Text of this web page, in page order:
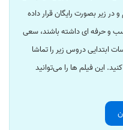
زیر بصورت رایگان قرار داده
و حرفه ای داشته باشند، سعی
ابتدایی دروس زیر را تماشا
این فیلم ها را می‌توانید